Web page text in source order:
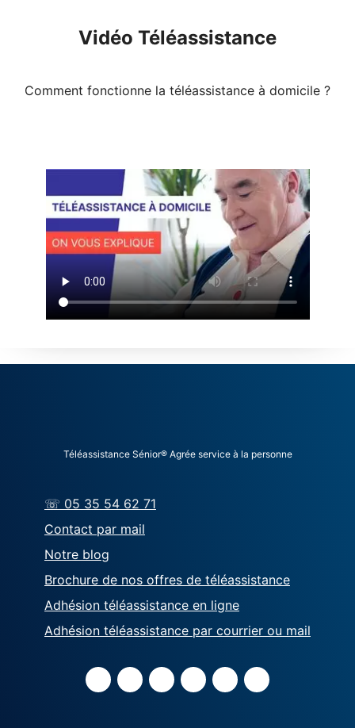
Vidéo Téléassistance
Comment fonctionne la téléassistance à domicile ?
Téléassistance Sénior® Agrée service à la personne
☏ 05 35 54 62 71
Contact par mail
Notre blog
Brochure de nos offres de téléassistance
Adhésion téléassistance en ligne
Adhésion téléassistance par courrier ou mail